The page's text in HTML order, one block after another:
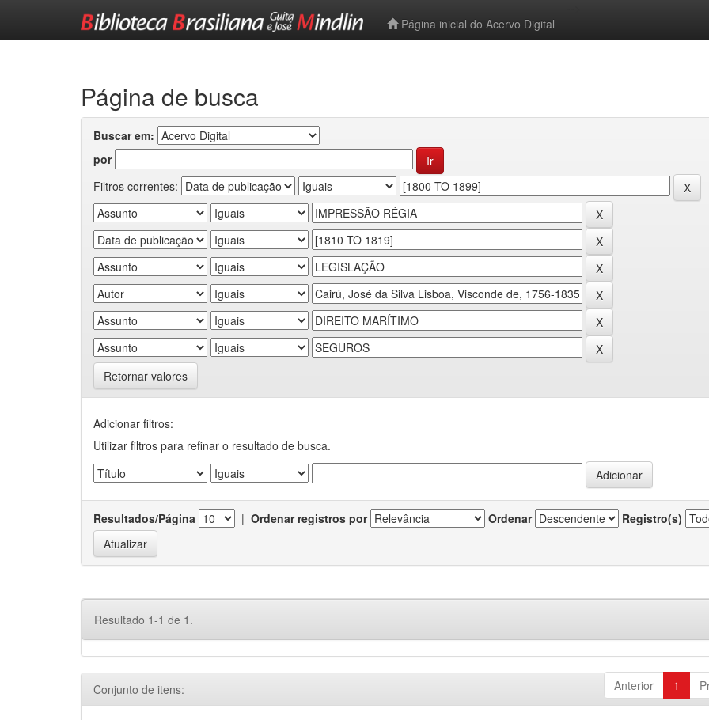
Página inicial do Acervo Digital
Página de busca
Buscar em:
por
Filtros correntes:
Retornar valores
Adicionar filtros:
Utilizar filtros para refinar o resultado de busca.
Resultados/Página | Ordenar registros por Ordenar Registro(s)
Resultado 1-1 de 1.
Anterior 1
Conjunto de itens: